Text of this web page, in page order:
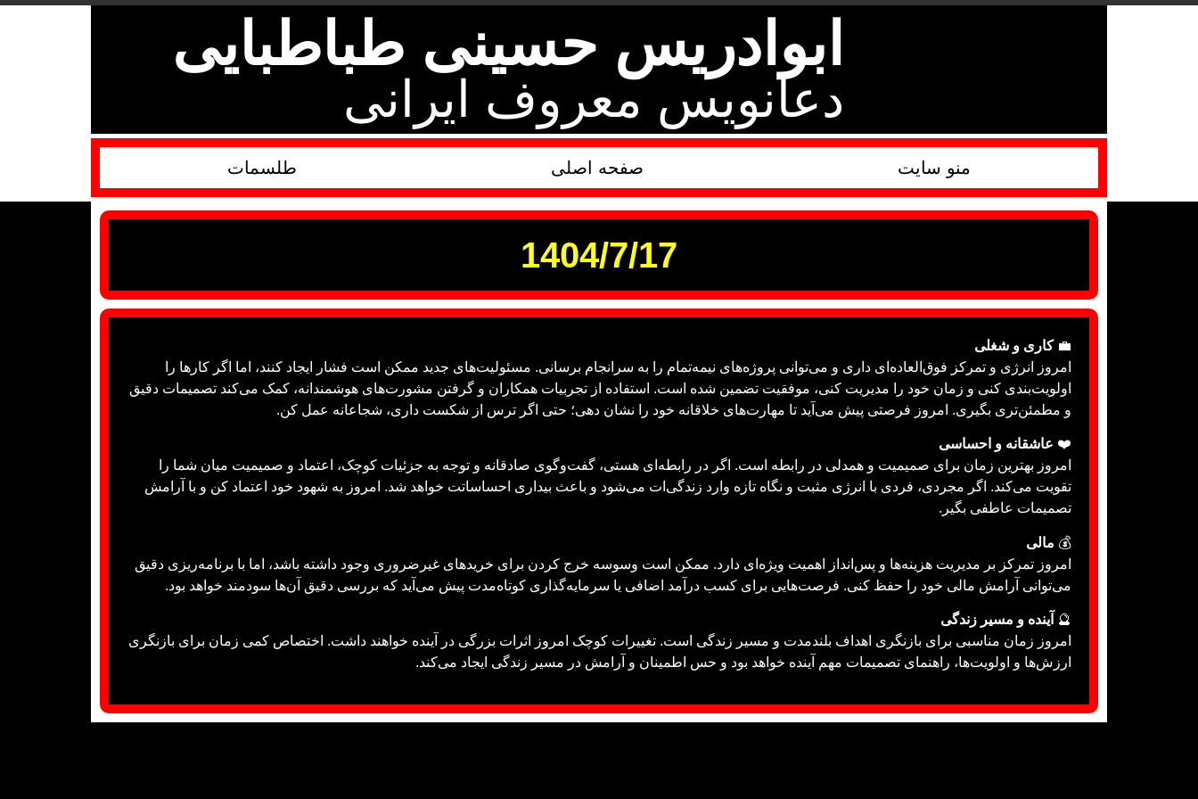
ابوادریس حسینی طباطبایی
دعانویس معروف ایرانی
منو سایت صفحه اصلی طلسمات
1404/7/17
💼کاری و شغلی
امروز انرژی و تمرکز فوق‌العاده‌ای داری و می‌توانی پروژه‌های نیمه‌تمام را به سرانجام برسانی. مسئولیت‌های جدید ممکن است فشار ایجاد کنند، اما اگر کارها را
اولویت‌بندی کنی و زمان خود را مدیریت کنی، موفقیت تضمین شده است. استفاده از تجربیات همکاران و گرفتن مشورت‌های هوشمندانه، کمک می‌کند تصمیمات دقیق
و مطمئن‌تری بگیری. امروز فرصتی پیش می‌آید تا مهارت‌های خلاقانه خود را نشان دهی؛ حتی اگر ترس از شکست داری، شجاعانه عمل کن.
❤️ عاشقانه و احساسی
امروز بهترین زمان برای صمیمیت و همدلی در رابطه است. اگر در رابطه‌ای هستی، گفت‌وگوی صادقانه و توجه به جزئیات کوچک، اعتماد و صمیمیت میان شما را
تقویت می‌کند. اگر مجردی، فردی با انرژی مثبت و نگاه تازه وارد زندگی‌ات می‌شود و باعث بیداری احساساتت خواهد شد. امروز به شهود خود اعتماد کن و با آرامش
تصمیمات عاطفی بگیر.
💰 مالی
امروز تمرکز بر مدیریت هزینه‌ها و پس‌انداز اهمیت ویژه‌ای دارد. ممکن است وسوسه خرج کردن برای خریدهای غیرضروری وجود داشته باشد، اما با برنامه‌ریزی دقیق
می‌توانی آرامش مالی خود را حفظ کنی. فرصت‌هایی برای کسب درآمد اضافی یا سرمایه‌گذاری کوتاه‌مدت پیش می‌آید که بررسی دقیق آن‌ها سودمند خواهد بود.
🔮 آینده و مسیر زندگی
امروز زمان مناسبی برای بازنگری اهداف بلندمدت و مسیر زندگی است. تغییرات کوچک امروز اثرات بزرگی در آینده خواهند داشت. اختصاص کمی زمان برای بازنگری
ارزش‌ها و اولویت‌ها، راهنمای تصمیمات مهم آینده خواهد بود و حس اطمینان و آرامش در مسیر زندگی ایجاد می‌کند.